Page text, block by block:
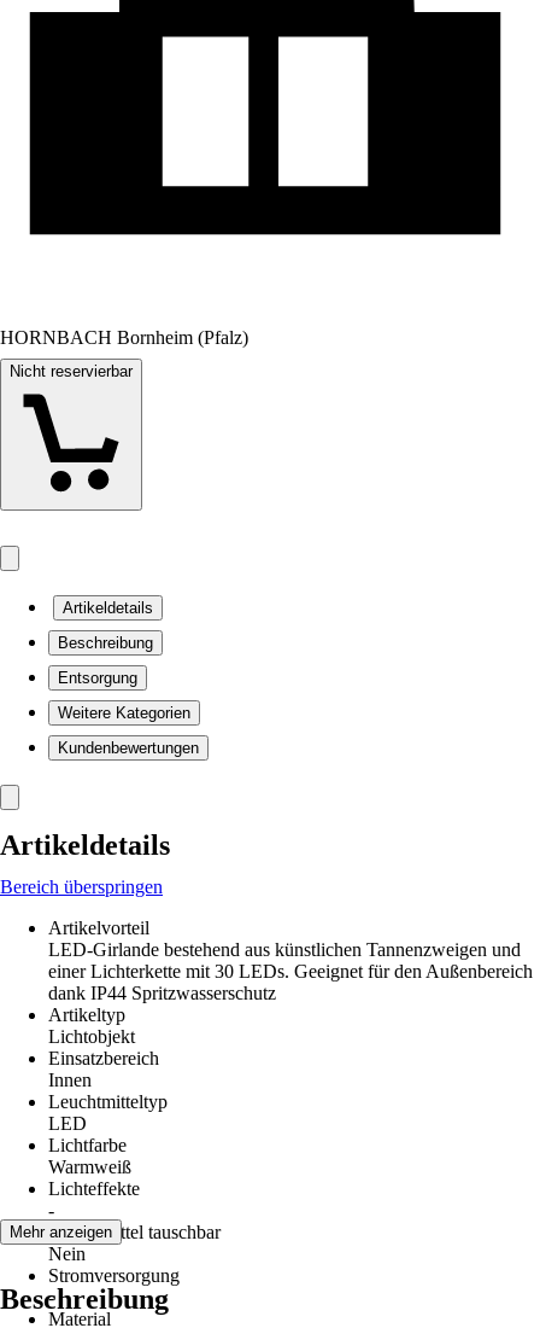
HORNBACH Bornheim (Pfalz)
Nicht reservierbar
Artikeldetails
Beschreibung
Entsorgung
Weitere Kategorien
Kundenbewertungen
Artikeldetails
Bereich überspringen
Artikelvorteil
LED-Girlande bestehend aus künstlichen Tannenzweigen und
einer Lichterkette mit 30 LEDs. Geeignet für den Außenbereich
dank IP44 Spritzwasserschutz
Artikeltyp
Lichtobjekt
Einsatzbereich
Innen
Leuchtmitteltyp
LED
Lichtfarbe
Warmweiß
Lichteffekte
-
Leuchtmittel tauschbar
Nein
Stromversorgung
-
Material
Mehr anzeigen
Beschreibung